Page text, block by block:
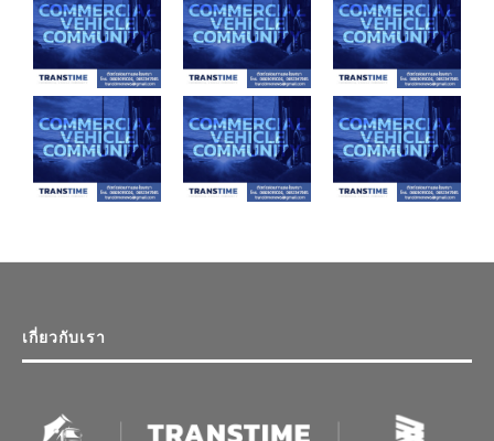
เกี่ยวกับเรา